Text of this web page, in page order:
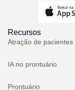
Recursos
Atração de pacientes
IA no prontuário
Prontuário